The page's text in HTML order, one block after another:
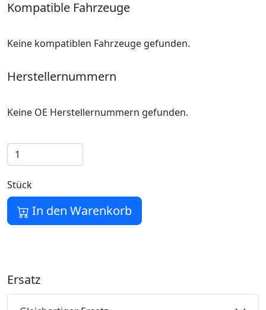
Kompatible Fahrzeuge
Keine kompatiblen Fahrzeuge gefunden.
Herstellernummern
Keine OE Herstellernummern gefunden.
Stück
In den Warenkorb
Ersatz